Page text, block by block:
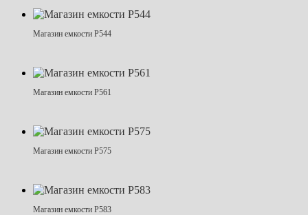
Магазин емкости Р544
Магазин емкости Р561
Магазин емкости Р575
Магазин емкости Р583